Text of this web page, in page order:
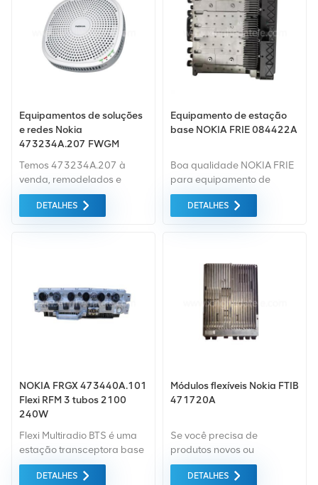
necessidades, informe-nos
as específicas.
Se você tiver outras
necessidades, informe-nos
as específicas.
Equipamentos de soluções
e redes Nokia
473234A.207 FWGM
Temos 473234A.207 à
venda, remodelados e
novos, a preços
normalmente até 90%
do fornecedor. Nossos
todo o mundo.
DETALHES
Equipamento de estação
base NOKIA FRIE 084422A
Boa qualidade NOKIA FRIE
para equipamento de
estação base NOKIA de
Changsha xingheda.
variedade de Nokia usados ​​
você tiver outras
necessidades, informe-nos
as específicas.
DETALHES
NOKIA FRGX 473440A.101
Flexi RFM 3 tubos 2100
240W
Flexi Multiradio BTS é uma
estação transceptora base
que faz parte do Nokia
Plataforma Flexi BTS da
DETALHES
Módulos flexíveis Nokia FTIB
471720A
Se você precisa de
produtos novos ou
renovados, leva em
consideração garantia
DETALHES